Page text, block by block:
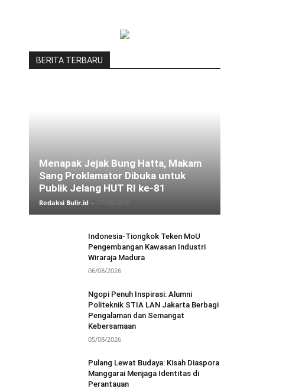
BERITA TERBARU
Menapak Jejak Bung Hatta, Makam
Sang Proklamator Dibuka untuk
Publik Jelang HUT RI ke-81
Redaksi Bulir.id -
Indonesia-Tiongkok Teken MoU
Pengembangan Kawasan Industri
Wiraraja Madura
06/08/2026
Ngopi Penuh Inspirasi: Alumni
Politeknik STIA LAN Jakarta Berbagi
Pengalaman dan Semangat
Kebersamaan
05/08/2026
Pulang Lewat Budaya: Kisah Diaspora
Manggarai Menjaga Identitas di
Perantauan